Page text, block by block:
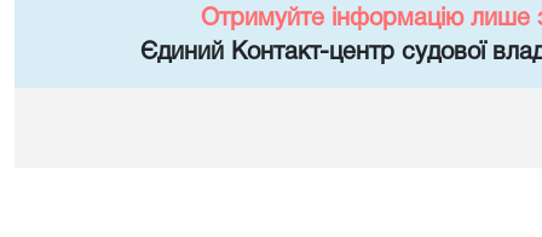
Отримуйте інформацію лише
Єдиний Контакт-центр судової